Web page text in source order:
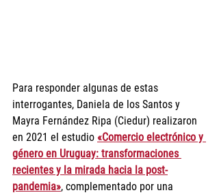
Para responder algunas de estas
interrogantes, Daniela de los Santos y
Mayra Fernández Ripa (Ciedur) realizaron
en 2021 el estudio «Comercio electrónico y
género en Uruguay: transformaciones
recientes y la mirada hacia la post-
pandemia», complementado por una